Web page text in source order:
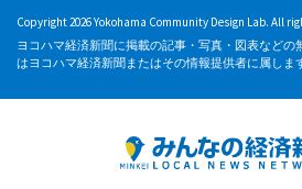
Copyright 2026 Yokohama Community Design Lab. All
ヨコハマ経済新聞に掲載の記事・写真・図表などの
はヨコハマ経済新聞またはその情報提供者に属しま